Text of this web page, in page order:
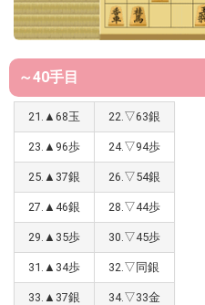
～40手目
21.▲68玉 22.▽63銀
23.▲96歩 24.▽94歩
25.▲37銀 26.▽54銀
27.▲46銀 28.▽44歩
29.▲35歩 30.▽45歩
31.▲34歩 32.▽同銀
33.▲37銀 34.▽33金